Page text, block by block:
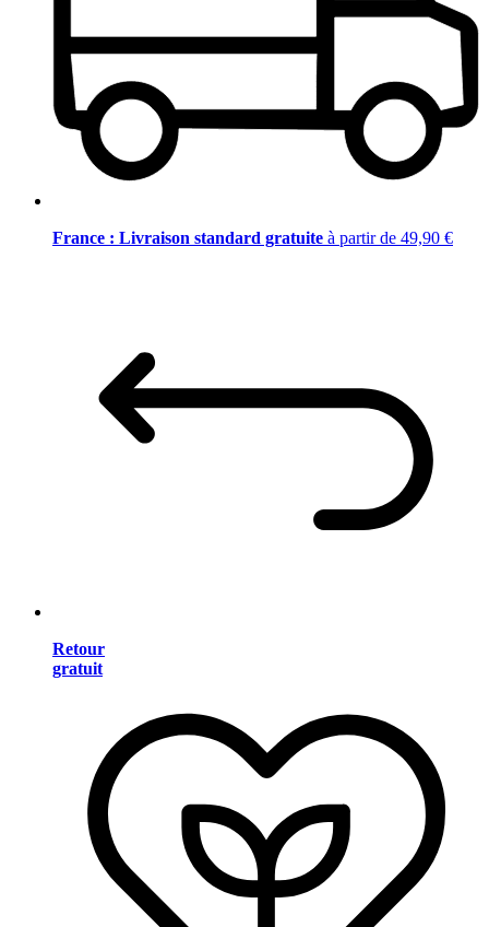
France : Livraison standard gratuite à partir de 49,90 €
Retour
gratuit